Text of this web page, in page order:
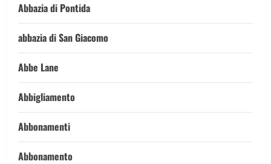
Abbazia di Pontida
abbazia di San Giacomo
Abbe Lane
Abbigliamento
Abbonamenti
Abbonamento